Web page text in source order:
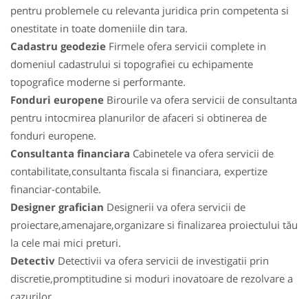
pentru problemele cu relevanta juridica prin competenta si
onestitate in toate domeniile din tara.
Cadastru geodezie Firmele ofera servicii complete in
domeniul cadastrului si topografiei cu echipamente
topografice moderne si performante.
Fonduri europene Birourile va ofera servicii de consultanta
pentru intocmirea planurilor de afaceri si obtinerea de
fonduri europene.
Consultanta financiara Cabinetele va ofera servicii de
contabilitate,consultanta fiscala si financiara, expertize
financiar-contabile.
Designer grafician Designerii va ofera servicii de
proiectare,amenajare,organizare si finalizarea proiectului tău
la cele mai mici preturi.
Detectiv Detectivii va ofera servicii de investigatii prin
discretie,promptitudine si moduri inovatoare de rezolvare a
cazurilor.